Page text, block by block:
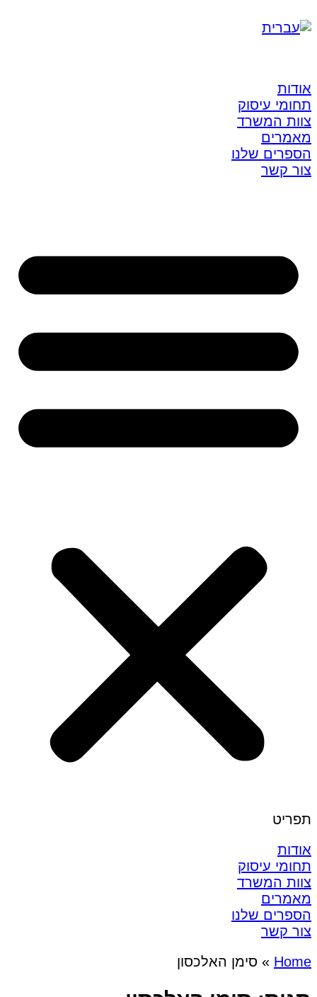
אודות
תחומי עיסוק
צוות המשרד
מאמרים
הספרים שלנו
צור קשר
תפריט
אודות
תחומי עיסוק
צוות המשרד
מאמרים
הספרים שלנו
צור קשר
Home
» סימן האלכסון